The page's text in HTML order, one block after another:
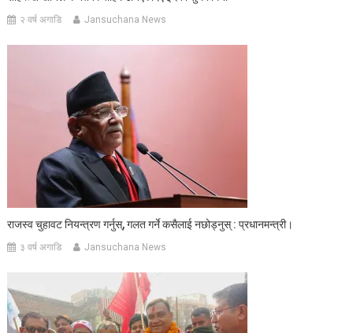
२ वर्ष अगाडि Jansuchana News
राजस्व चुहावट नियन्त्रण गर्नुस्, गलत गर्ने कसैलाई नछोड्नुस् : प्रधानमन्त्री।
३ वर्ष अगाडि Jansuchana News